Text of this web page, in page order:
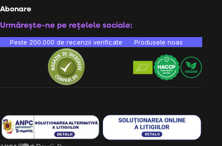
Abonare
Urmărește-ne pe rețelele sociale:
Peste 200.000 de recenzii verificate Produsele noastre sunt